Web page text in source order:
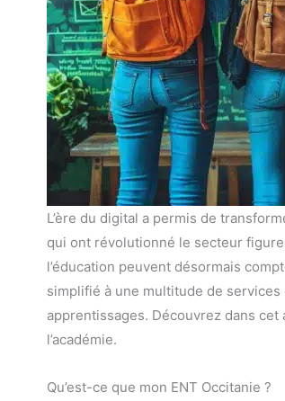
L’ère du digital a permis de
qui ont révolutionné le secteur
l’éducation peuvent désormais
simplifié à une multitude de
apprentissages. Découvrez dans
l’académie.
Qu’est-ce que mon ENT Occitanie ?